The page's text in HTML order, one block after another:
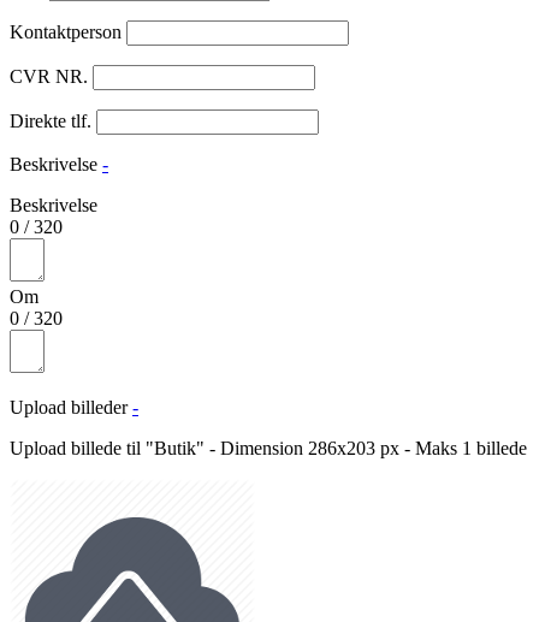
Kontaktperson
CVR NR.
Direkte tlf.
Beskrivelse -
Beskrivelse
0 /320
Om
0 /320
Upload billeder -
Upload billede til "Butik" - Dimension 286x203 px - Maks 1 billede